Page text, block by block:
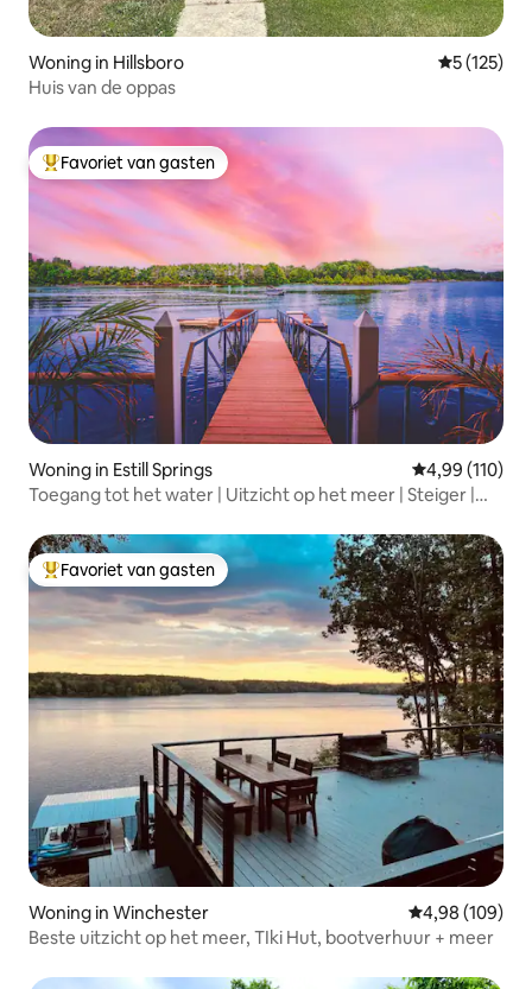
Woning in Hillsboro
5 (125)
Huis van de oppas
Topfavoriet van gasten
Favoriet van gasten
Woning in Estill Springs Gemiddelde
4,99 (110)
Toegang tot het water | Uitzicht op het meer | Steiger |
Topfavoriet van gasten
Favoriet van gasten
Woning in Winchester Gemiddelde
4,98 (109)
Beste uitzicht op het meer, TIki Hut, bootverhuur + meer